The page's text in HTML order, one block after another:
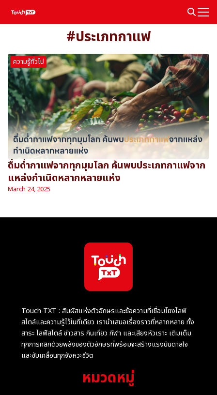
#ประเภทกาแฟ
ความรู้ทั่วไป
ดื่มด่ำกาแฟจากทุกมุมโลก ค้นพบประเภทกาแฟจาก
แหล่งกำเนิดหลากหลายแห่ง
March 24, 2025
Touch-TXT : สัมผัสแห่งตัวอักษรและข้อความที่เชื่อมโยงไลฟ์
สไตล์และความรู้ไว้ในที่เดียว เรานำเสนอเรื่องราวที่หลากหลาย ทั้ง
สาระ ไลฟ์สไตล์ ข่าวสาร กินเที่ยว กีฬา และเสียงหัวเราะ เติมเต็ม
ทุกการคลิกด้วยพลังของตัวอักษรที่พร้อมจะสร้างแรงบันดาลใจ
และขับเคลื่อนทุกจังหวะชีวิต
หมวดหมู่